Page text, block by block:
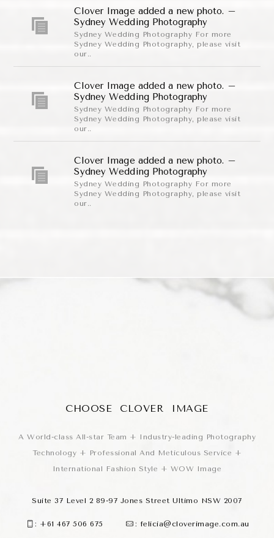
Clover Image added a new photo. –
Sydney Wedding Photography
Sydney Wedding Photography For more
Sydney Wedding Photography, please visit
our..
Clover Image added a new photo. –
Sydney Wedding Photography
Sydney Wedding Photography For more
Sydney Wedding Photography, please visit
our..
Clover Image added a new photo. –
Sydney Wedding Photography
Sydney Wedding Photography For more
Sydney Wedding Photography, please visit
our..
CHOOSE CLOVER IMAGE
A World-class All-star Team + Industry-leading Photography
Technology + Professional And Meticulous Service +
International Fashion Style + WOW Image
Suite 37 Level 2 89-97 Jones Street Ultimo NSW 2007
: +61 467 506 675 : felicia@cloverimage.com.au